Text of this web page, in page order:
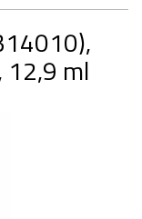
12,9 ml